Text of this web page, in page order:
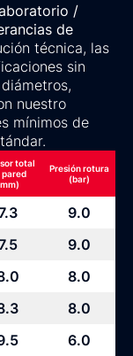
/
de
técnica, las
sin
nuestro
mínimos de
total
pared
Presión rotura
(bar)
9.0
9.0
8.0
8.0
6.0